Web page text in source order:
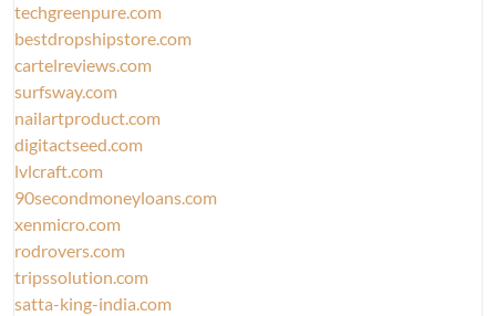
techgreenpure.com
bestdropshipstore.com
cartelreviews.com
surfsway.com
nailartproduct.com
digitactseed.com
lvlcraft.com
90secondmoneyloans.com
xenmicro.com
rodrovers.com
tripssolution.com
satta-king-india.com